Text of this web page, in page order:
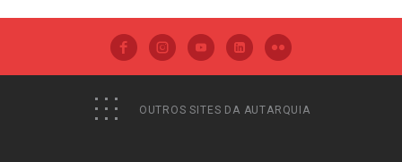
OUTROS SITES DA AUTARQUIA